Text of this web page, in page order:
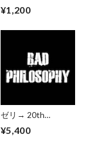
¥1,200
ゼリ→ 20th
ターキット
¥5,400